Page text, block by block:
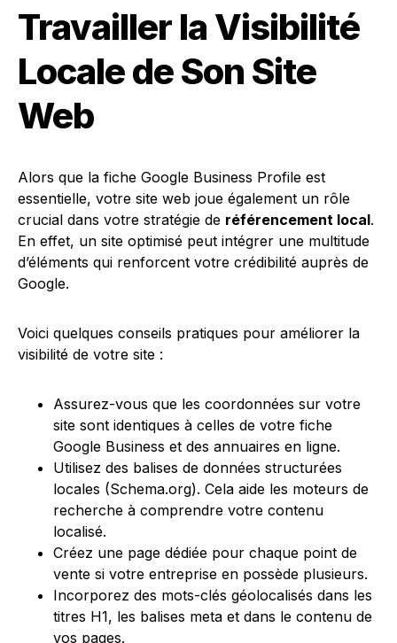
Travailler la Visibilité
Locale de Son Site
Web
Alors que la fiche Google Business Profile est
essentielle, votre site web joue également un rôle
crucial dans votre stratégie de référencement local.
En effet, un site optimisé peut intégrer une multitude
d’éléments qui renforcent votre crédibilité auprès de
Google.
Voici quelques conseils pratiques pour améliorer la
visibilité de votre site :
Assurez-vous que les coordonnées sur votre
site sont identiques à celles de votre fiche
Google Business et des annuaires en ligne.
Utilisez des balises de données structurées
locales (Schema.org). Cela aide les moteurs de
recherche à comprendre votre contenu
localisé.
Créez une page dédiée pour chaque point de
vente si votre entreprise en possède plusieurs.
Incorporez des mots-clés géolocalisés dans les
titres H1, les balises meta et dans le contenu de
vos pages.